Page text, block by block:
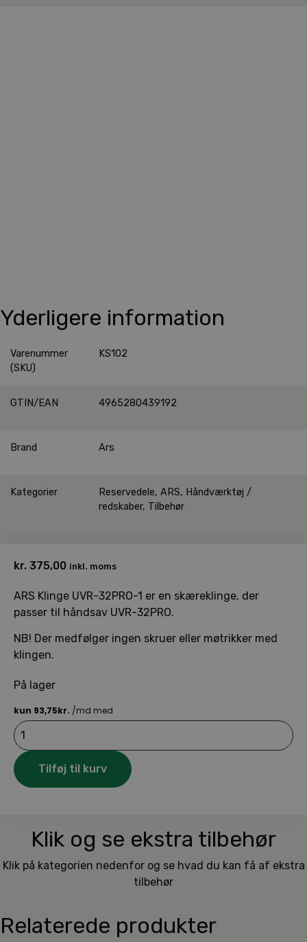
Yderligere information
Varenummer
(SKU)
KS102
GTIN/EAN 4965280439192
Brand Ars
Kategorier Reservedele, ARS, Håndværktøj /
redskaber, Tilbehør
kr. 375,00 inkl. moms
ARS Klinge UVR-32PRO-1 er en skæreklinge, der
passer til håndsav UVR-32PRO.
NB! Der medfølger ingen skruer eller møtrikker med
klingen.
På lager
ARS
Klinge
UVR-
32PRO-
1
antal
Tilføj til kurv
Klik og se ekstra tilbehør
Klik på kategorien nedenfor og se hvad du kan få af ekstra
tilbehør
Relaterede produkter